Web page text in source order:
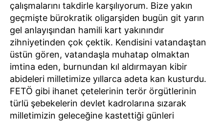
çalışmalarını takdirle karşılıyorum. Bize yakın
geçmişte bürokratik oligarşiden bugün git yarın
gel anlayışından hamili kart yakınındır
zihniyetinden çok çektik. Kendisini vatandaştan
üstün gören, vatandaşla muhatap olmaktan
imtina eden, burnundan kıl aldırmayan kibir
abideleri milletimize yıllarca adeta kan kusturdu.
FETÖ gibi ihanet çetelerinin terör örgütlerinin
türlü şebekelerin devlet kadrolarına sızarak
milletimizin geleceğine kastettiği günleri